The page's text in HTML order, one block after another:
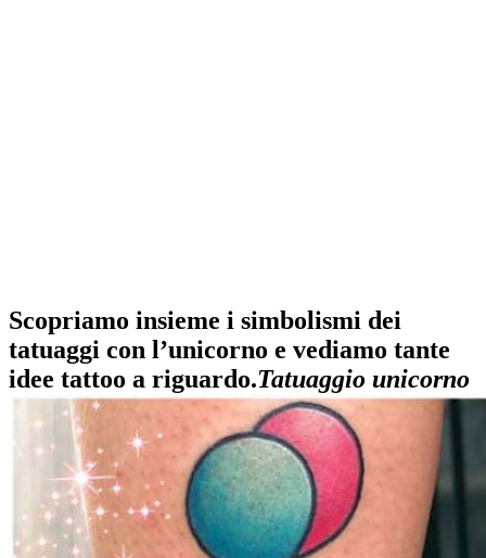
Scopriamo insieme i simbolismi dei
tatuaggi con l’unicorno e vediamo tante
idee tattoo a riguardo.Tatuaggio unicorno